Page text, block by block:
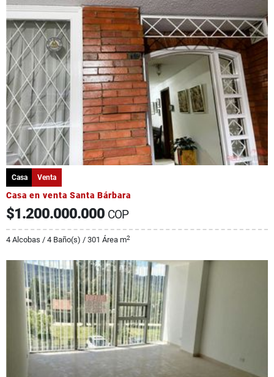
Casa Venta
Casa en venta Santa Bárbara
$1.200.000.000 COP
4 Alcobas / 4 Baño(s) / 301 Área m2